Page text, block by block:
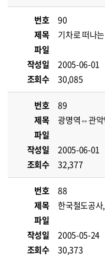
번호
90
제목
기차로 떠나
파일
작성일
2005-06-01
조회수
30,085
번호
89
제목
광명역⇔관악
파일
작성일
2005-06-01
조회수
32,377
번호
88
제목
한국철도공사
파일
작성일
2005-05-24
조회수
30,373